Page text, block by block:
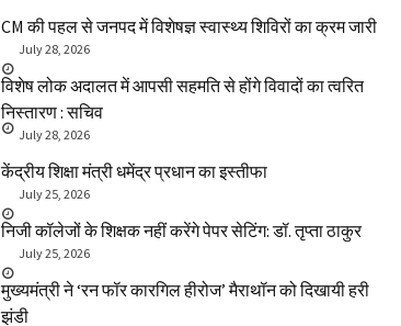
CM की पहल से जनपद में विशेषज्ञ स्वास्थ्य शिविरों का क्रम जारी
July 28, 2026
विशेष लोक अदालत में आपसी सहमति से होंगे विवादों का त्वरित
निस्तारण : सचिव
July 28, 2026
केंद्रीय शिक्षा मंत्री धमेंद्र प्रधान का इस्तीफा
July 25, 2026
निजी कॉलेजों के शिक्षक नहीं करेंगे पेपर सेटिंग: डॉ. तृप्ता ठाकुर
July 25, 2026
मुख्यमंत्री ने ‘रन फॉर कारगिल हीरोज’ मैराथॉन को दिखायी हरी
झंडी